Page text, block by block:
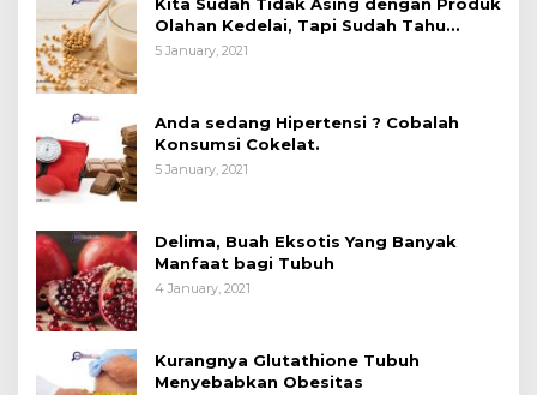
Olahan Kedelai, Tapi Sudah Tahu
Manfaatnya untuk Kesehatan?
5 January, 2021
Anda sedang Hipertensi ? Cobalah
Konsumsi Cokelat.
5 January, 2021
Delima, Buah Eksotis Yang Banyak
Manfaat bagi Tubuh
4 January, 2021
Kurangnya Glutathione Tubuh
Menyebabkan Obesitas